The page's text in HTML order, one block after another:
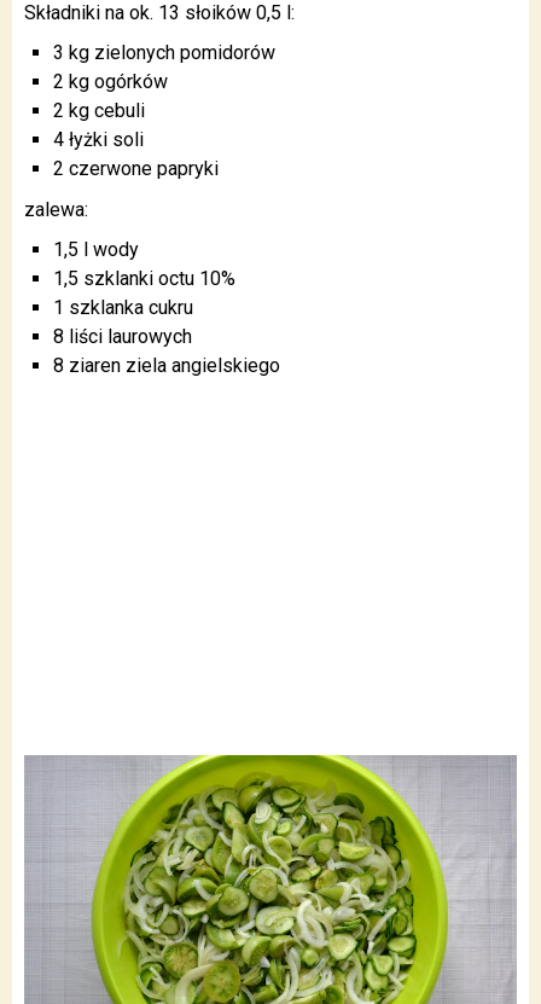
Składniki na ok. 13 słoików 0,5 l:
3 kg zielonych pomidorów
2 kg ogórków
2 kg cebuli
4 łyżki soli
2 czerwone papryki
zalewa:
1,5 l wody
1,5 szklanki octu 10%
1 szklanka cukru
8 liści laurowych
8 ziaren ziela angielskiego